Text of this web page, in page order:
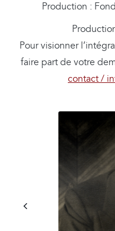
Production :
Pour visionner
faire part de votre
contact /